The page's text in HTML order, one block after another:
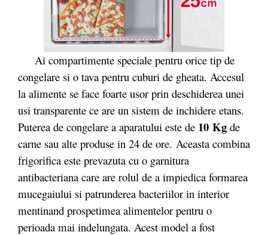
Ai compartimente speciale pentru orice tip de
congelare si o tava pentru cuburi de gheata. Accesul
la alimente se face foarte usor prin deschiderea unei
usi transparente ce are un sistem de inchidere etans.
Puterea de congelare a aparatului este de 10 Kg de
carne sau alte produse in 24 de ore. Aceasta combina
frigorifica este prevazuta cu o garnitura
antibacteriana care are rolul de a impiedica formarea
mucegaiului si patrunderea bacteriilor in interior
mentinand prospetimea alimentelor pentru o
perioada mai indelungata. Acest model a fost